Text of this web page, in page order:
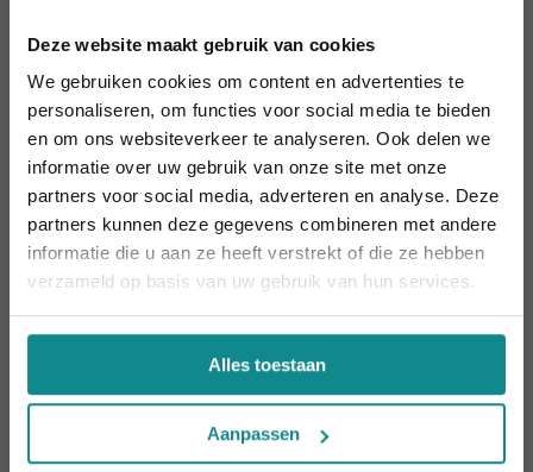
Deze website maakt gebruik van cookies
We gebruiken cookies om content en advertenties te
personaliseren, om functies voor social media te bieden
en om ons websiteverkeer te analyseren. Ook delen we
informatie over uw gebruik van onze site met onze
partners voor social media, adverteren en analyse. Deze
partners kunnen deze gegevens combineren met andere
informatie die u aan ze heeft verstrekt of die ze hebben
verzameld op basis van uw gebruik van hun services.
Alles toestaan
Aanpassen
Specialisatie Acne (Niveau 4)
Specialisatie Anti-aging (Niveau 4)
Specialisatie Bindweefselmassage (Niveau 4) -
Gelaat
Specialisatie technieken voor Gespecialiseerd
Voetverzorger
Spiertesten (kinesiologie)
Sportmassage (Basis)
Sportmassage voor gevorderden
Sportmasseur
Start je eigen salon (portfolio
ondernemingsvaardigheden)
Laatste week! 10% korting t.e.m. 15 augustus,
daarna eindigt de zomeractie definitief.
Sluiten